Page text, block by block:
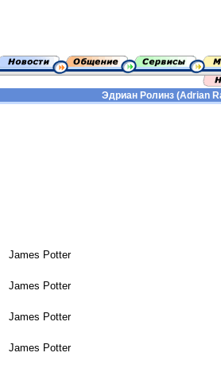
Эдриан Ролинз (Adrian
James Potter
James Potter
James Potter
James Potter